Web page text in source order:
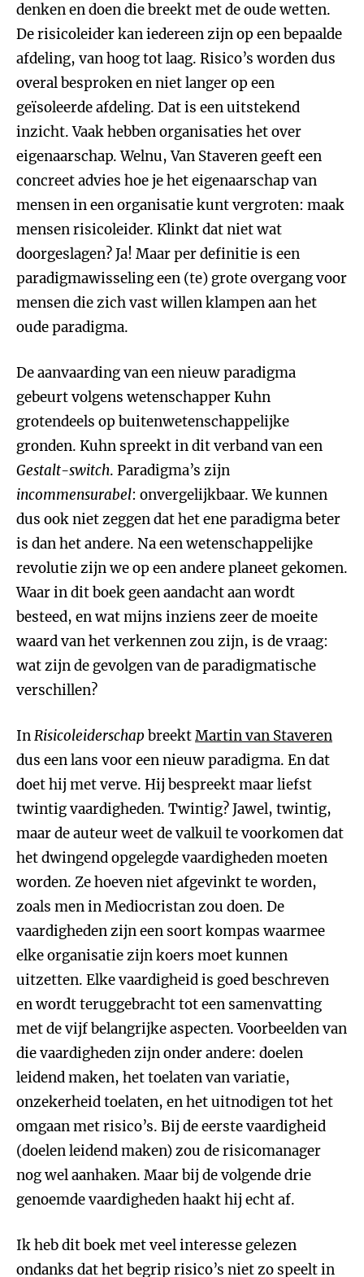
denken en doen die breekt met de oude wetten.
De risicoleider kan iedereen zijn op een bepaalde
afdeling, van hoog tot laag. Risico’s worden dus
overal besproken en niet langer op een
geïsoleerde afdeling. Dat is een uitstekend
inzicht. Vaak hebben organisaties het over
eigenaarschap. Welnu, Van Staveren geeft een
concreet advies hoe je het eigenaarschap van
mensen in een organisatie kunt vergroten: maak
mensen risicoleider. Klinkt dat niet wat
doorgeslagen? Ja! Maar per definitie is een
paradigmawisseling een (te) grote overgang voor
mensen die zich vast willen klampen aan het
oude paradigma.
De aanvaarding van een nieuw paradigma
gebeurt volgens wetenschapper Kuhn
grotendeels op buitenwetenschappelijke
gronden. Kuhn spreekt in dit verband van een
Gestalt-switch. Paradigma’s zijn
incommensurabel: onvergelijkbaar. We kunnen
dus ook niet zeggen dat het ene paradigma beter
is dan het andere. Na een wetenschappelijke
revolutie zijn we op een andere planeet gekomen.
Waar in dit boek geen aandacht aan wordt
besteed, en wat mijns inziens zeer de moeite
waard van het verkennen zou zijn, is de vraag:
wat zijn de gevolgen van de paradigmatische
verschillen?
InRisicoleiderschap breektMartin van Staveren
dus een lans voor een nieuw paradigma. En dat
doet hij met verve. Hij bespreekt maar liefst
twintig vaardigheden. Twintig? Jawel, twintig,
maar de auteur weet de valkuil te voorkomen dat
het dwingend opgelegde vaardigheden moeten
worden. Ze hoeven niet afgevinkt te worden,
zoals men in Mediocristan zou doen. De
vaardigheden zijn een soort kompas waarmee
elke organisatie zijn koers moet kunnen
uitzetten. Elke vaardigheid is goed beschreven
en wordt teruggebracht tot een samenvatting
met de vijf belangrijke aspecten. Voorbeelden van
die vaardigheden zijn onder andere: doelen
leidend maken, het toelaten van variatie,
onzekerheid toelaten, en het uitnodigen tot het
omgaan met risico’s. Bij de eerste vaardigheid
(doelen leidend maken) zou de risicomanager
nog wel aanhaken. Maar bij de volgende drie
genoemde vaardigheden haakt hij echt af.
Ik heb dit boek met veel interesse gelezen
ondanks dat het begrip risico’s niet zo speelt in